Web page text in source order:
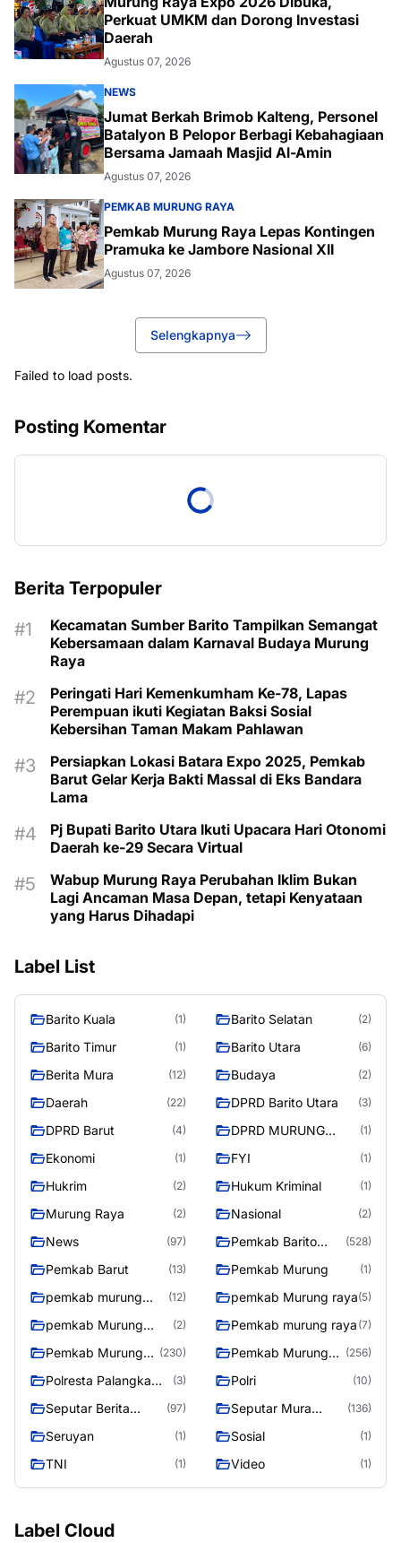
Perkuat UMKM dan Dorong Investasi
Daerah
Agustus 07, 2026
NEWS
Jumat Berkah Brimob Kalteng, Personel
Batalyon B Pelopor Berbagi Kebahagiaan
Bersama Jamaah Masjid Al-Amin
Agustus 07, 2026
PEMKAB MURUNG RAYA
Pemkab Murung Raya Lepas Kontingen
Pramuka ke Jambore Nasional XII
Agustus 07, 2026
Selengkapnya
Failed to load posts.
Posting Komentar
Berita Terpopuler
Kecamatan Sumber Barito Tampilkan Semangat
Kebersamaan dalam Karnaval Budaya Murung
Raya
Peringati Hari Kemenkumham Ke-78, Lapas
Perempuan ikuti Kegiatan Baksi Sosial
Kebersihan Taman Makam Pahlawan
Persiapkan Lokasi Batara Expo 2025, Pemkab
Barut Gelar Kerja Bakti Massal di Eks Bandara
Lama
Pj Bupati Barito Utara Ikuti Upacara Hari Otonomi
Daerah ke-29 Secara Virtual
Wabup Murung Raya Perubahan Iklim Bukan
Lagi Ancaman Masa Depan, tetapi Kenyataan
yang Harus Dihadapi
Label List
Barito Kuala (1) Barito Selatan (2)
Barito Timur (1) Barito Utara (6)
Berita Mura (12) Budaya (2)
Daerah (22) DPRD Barito Utara (3)
DPRD Barut (4)
DPRD MURUNG
(1)
Ekonomi (1) FYI (1)
Hukrim (2) Hukum Kriminal (1)
Murung Raya (2) Nasional (2)
News (97)
Pemkab Barito
(528)
Pemkab Barut (13) Pemkab Murung (1)
pemkab murung
(12) pemkab Murung raya(5)
pemkab Murung
(2) Pemkab murung raya (7)
Pemkab Murung
(230)
Pemkab Murung
(256)
Polresta Palangka
(3) Polri (10)
Seputar Berita
(97)
Seputar Mura
(136)
Seruyan (1) Sosial (1)
TNI (1) Video (1)
Label Cloud